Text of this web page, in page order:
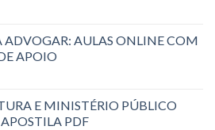
ADVOGAR: AULAS ONLINE COM
APOIO
E MINISTÉRIO PÚBLICO
PDF